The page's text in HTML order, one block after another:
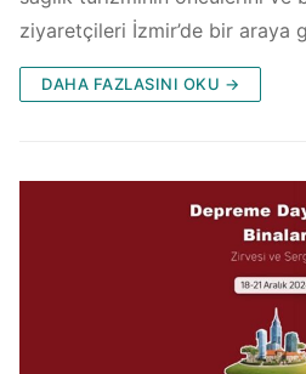
ziyaretçileri İzmir’de bir araya
DAHA FAZLASINI OKU →